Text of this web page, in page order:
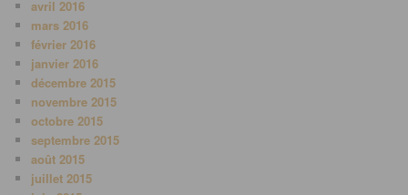
avril 2016
mars 2016
février 2016
janvier 2016
décembre 2015
novembre 2015
octobre 2015
septembre 2015
août 2015
juillet 2015